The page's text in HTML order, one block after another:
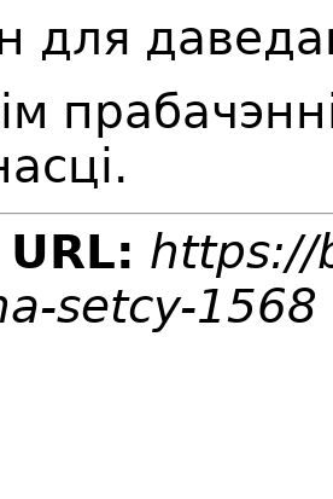
для
https://
setcy-1568